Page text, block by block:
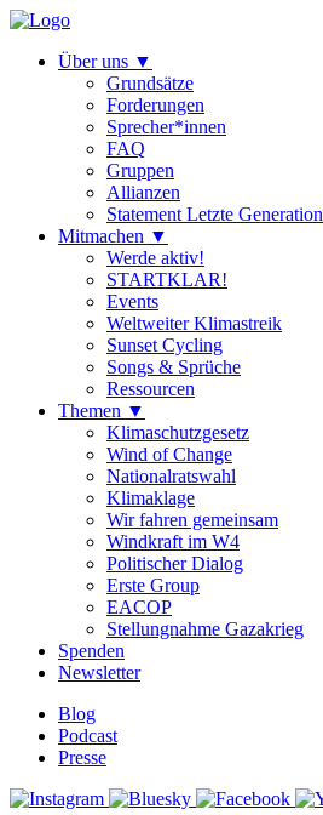
Über uns ▼
Grundsätze
Forderungen
Sprecher*innen
FAQ
Gruppen
Allianzen
Statement Letzte Generation
Mitmachen ▼
Werde aktiv!
STARTKLAR!
Events
Weltweiter Klimastreik
Sunset Cycling
Songs & Sprüche
Ressourcen
Themen ▼
Klimaschutzgesetz
Wind of Change
Nationalratswahl
Klimaklage
Wir fahren gemeinsam
Windkraft im W4
Politischer Dialog
Erste Group
EACOP
Stellungnahme Gazakrieg
Spenden
Newsletter
Blog
Podcast
Presse